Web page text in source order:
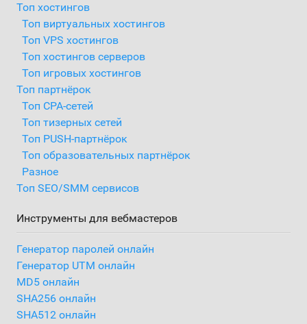
Топ хостингов
Топ виртуальных хостингов
Топ VPS хостингов
Топ хостингов серверов
Топ игровых хостингов
Топ партнёрок
Топ CPA-сетей
Топ тизерных сетей
Топ PUSH-партнёрок
Топ образовательных партнёрок
Разное
Топ SEO/SMM сервисов
Инструменты для вебмастеров
Генератор паролей онлайн
Генератор UTM онлайн
MD5 онлайн
SHA256 онлайн
SHA512 онлайн